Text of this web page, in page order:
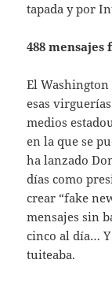
tapada y por
488 mensajes
El
esas
medios
en la que se
ha lanzado
días como
crear “fake
mensajes sin
cinco al día…
tuiteaba.